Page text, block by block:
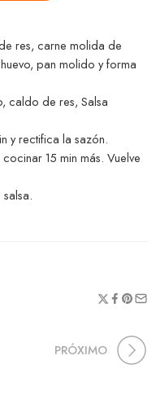
res, carne molida de
pan molido y forma
caldo de res, Salsa
y rectifica la sazón.
15 min más. Vuelve
PRÓXIMO